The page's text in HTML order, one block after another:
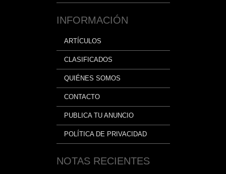
INFORMACIÓN
ARTÍCULOS
CLASIFICADOS
QUIÉNES SOMOS
CONTACTO
PUBLICA TU ANUNCIO
POLÍTICA DE PRIVACIDAD
NOTAS RECIENTES